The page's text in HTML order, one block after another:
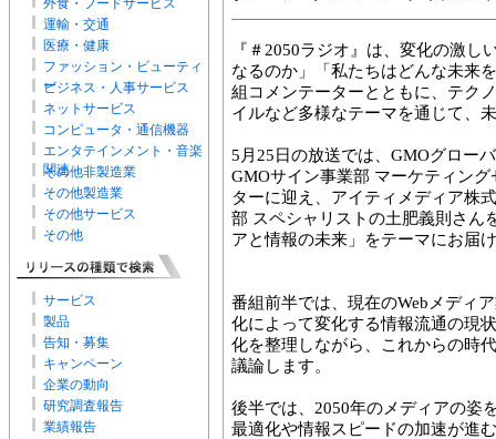
外食・フードサービス
運輸・交通
医療・健康
ファッション・ビューティ
ー
ビジネス・人事サービス
ネットサービス
コンピュータ・通信機器
エンタテインメント・音楽
関連
その他非製造業
その他製造業
その他サービス
その他
サービス
製品
告知・募集
キャンペーン
企業の動向
研究調査報告
業績報告
『＃2050ラジオ』は、変化の激
なるのか」「私たちはどんな未来
組コメンテーターとともに、テク
イルなど多様なテーマを通じて、
5月25日の放送では、GMOグロー
GMOサイン事業部 マーケティン
ターに迎え、アイティメディア株
部 スペシャリストの土肥義則さん
アと情報の未来」をテーマにお届
番組前半では、現在のWebメディ
化によって変化する情報流通の現
化を整理しながら、これからの時
議論します。
後半では、2050年のメディアの姿
最適化や情報スピードの加速が進